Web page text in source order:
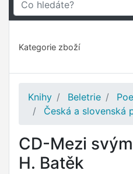
Kategorie zboží
Knihy Beletrie
Česká a slovenská
CD-Mezi
H. Batěk